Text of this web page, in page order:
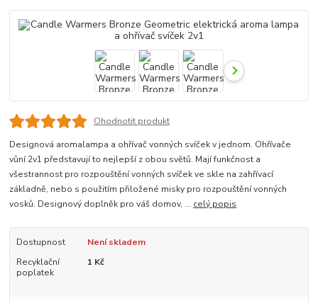
Ohodnotit produkt
Designová aromalampa a ohřívač vonných svíček v jednom. Ohřívače
vůní 2v1 představují to nejlepší z obou světů. Mají funkčnost a
všestrannost pro rozpouštění vonných svíček ve skle na zahřívací
základně, nebo s použitím přiložené misky pro rozpouštění vonných
vosků. Designový doplněk pro váš domov, ... celý popis
Dostupnost
Není skladem
Recyklační
poplatek
1 Kč